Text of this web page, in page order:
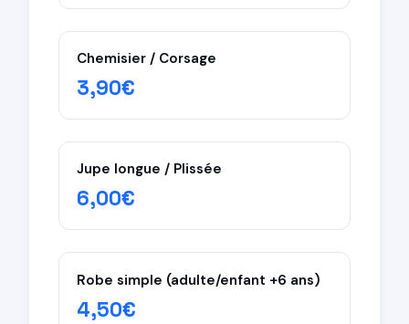
Chemisier / Corsage
3,90€
Jupe longue / Plissée
6,00€
Robe simple (adulte/enfant +6 ans)
4,50€